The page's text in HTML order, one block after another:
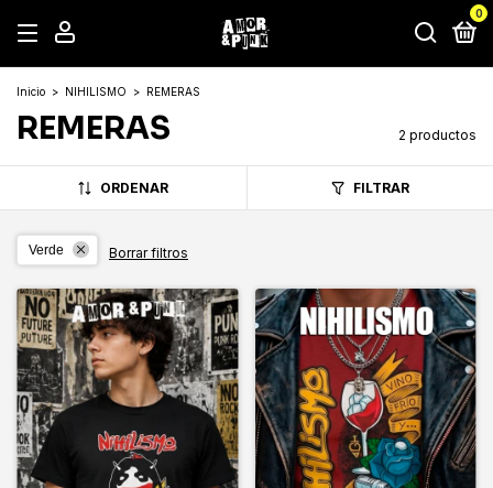
0
Inicio > NIHILISMO > REMERAS
REMERAS 2 productos
ORDENAR FILTRAR
Verde Borrar filtros